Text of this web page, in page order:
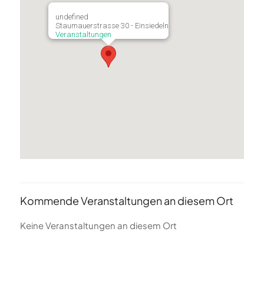
undefined
Staumauerstrasse 30 - Einsiedeln
Veranstaltungen
Kommende Veranstaltungen an diesem Ort
Keine Veranstaltungen an diesem Ort